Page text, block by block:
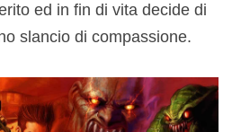
ed in fin di vita decide di
slancio di compassione.